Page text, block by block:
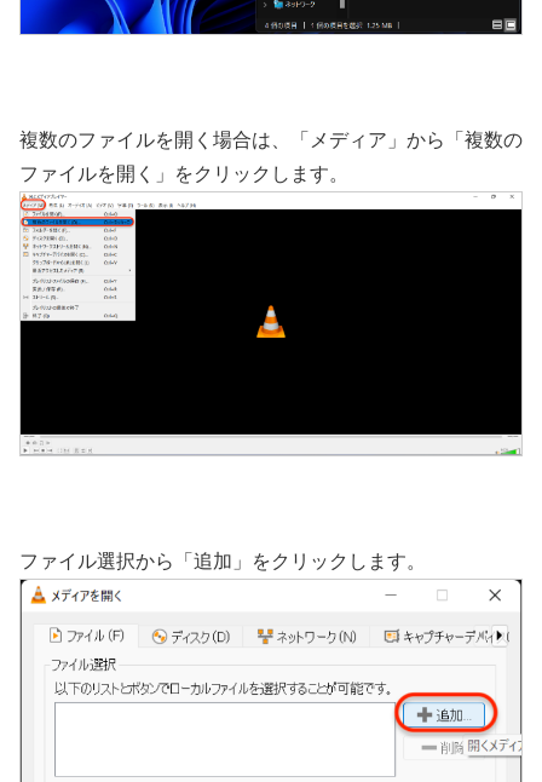
複数のファイルを開く場合は、「メディア」から「複数の
ファイルを開く」をクリックします。
ファイル選択から「追加」をクリックします。